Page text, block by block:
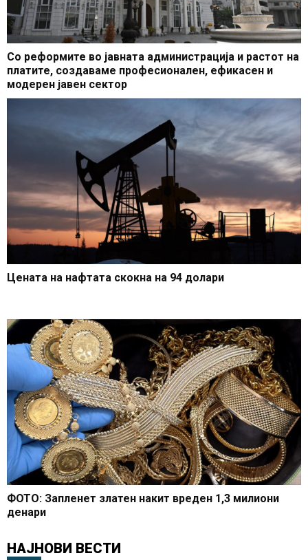
Со реформите во јавната администрација и растот на
платите, создаваме професионален, ефикасен и
модерен јавен сектор
Цената на нафтата скокна на 94 долари
ФОТО: Запленет златен накит вреден 1,3 милиони
денари
НАЈНОВИ ВЕСТИ